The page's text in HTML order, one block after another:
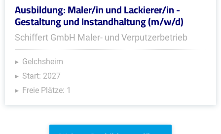
Ausbildung: Maler/in und Lackierer/in -
Gestaltung und Instandhaltung (m/w/d)
Schiffert GmbH Maler- und Verputzerbetrieb
Gelchsheim
Start: 2027
Freie Plätze: 1